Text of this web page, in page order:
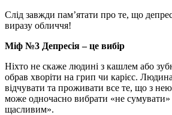
Слід завжди пам’ятати про те, що
виразу обличчя!
Міф №3 Депресія – це вибір
Ніхто не скаже людині з кашлем або
обрав хворіти на грип чи карієс.
відчувати та проживати все те, що з нею
може одночасно вибрати «не сумувати»
щасливим».